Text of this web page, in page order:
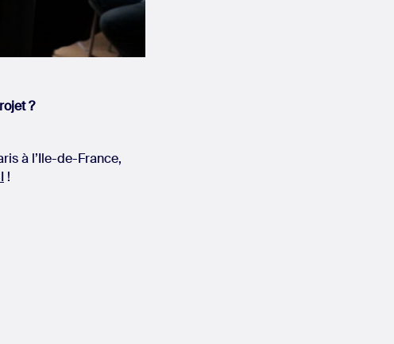
?
à l’Ile-de-France,
!